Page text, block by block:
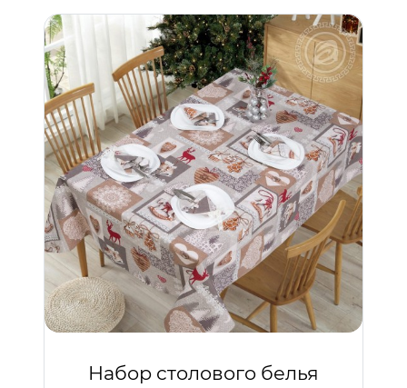
Набор столового белья